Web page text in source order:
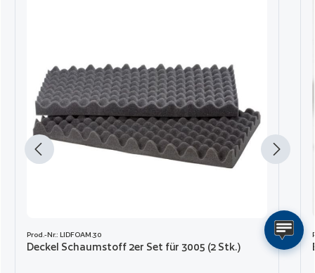
Prod.-Nr.: LIDFOAM.30
Deckel Schaumstoff 2er Set für 3005 (2 Stk.)